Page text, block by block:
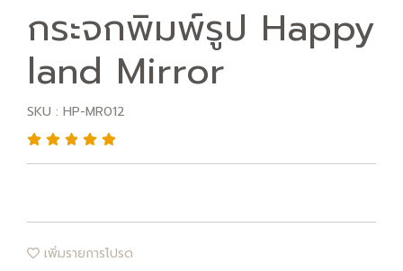
กระจกพิมพ์รูป Happy
land Mirror
SKU : HP-MR012
เพิ่มรายการโปรด